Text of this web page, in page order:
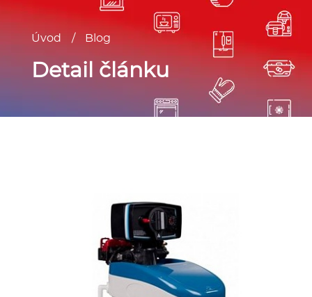
Reference
Partneři
katalogy
Dokumenty ke
stažení
Vstoupit
Gastronádoby
PIZZA technologie
Grilovací desky - Grily
Úvod / Blog
Detail článku